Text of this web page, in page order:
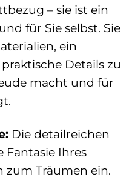
– sie ist ein
für Sie selbst. Sie
ein
Details zu
macht und für
Die detailreichen
Fantasie Ihres
zum Träumen ein.